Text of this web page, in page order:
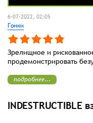
6-07-2022, 02:05
Гонки
Зрелищное и
продемонстрировать
подробнее...
INDESTRUCTIBLE